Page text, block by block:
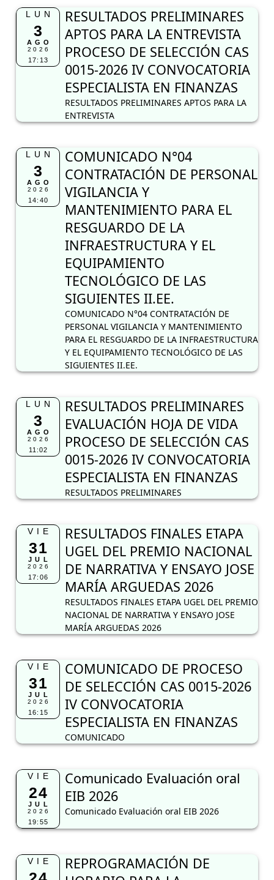
LUN
3
AGO
2026
17:13
RESULTADOS PRELIMINARES
APTOS PARA LA ENTREVISTA
PROCESO DE SELECCIÓN CAS
0015-2026 IV CONVOCATORIA
ESPECIALISTA EN FINANZAS
RESULTADOS PRELIMINARES APTOS PARA LA
ENTREVISTA
LUN
3
AGO
2026
14:40
COMUNICADO N°04
CONTRATACIÓN DE PERSONAL
VIGILANCIA Y
MANTENIMIENTO PARA EL
RESGUARDO DE LA
INFRAESTRUCTURA Y EL
EQUIPAMIENTO
TECNOLÓGICO DE LAS
SIGUIENTES II.EE.
COMUNICADO N°04 CONTRATACIÓN DE
PERSONAL VIGILANCIA Y MANTENIMIENTO
PARA EL RESGUARDO DE LA INFRAESTRUCTURA
Y EL EQUIPAMIENTO TECNOLÓGICO DE LAS
SIGUIENTES II.EE.
LUN
3
AGO
2026
11:02
RESULTADOS PRELIMINARES
EVALUACIÓN HOJA DE VIDA
PROCESO DE SELECCIÓN CAS
0015-2026 IV CONVOCATORIA
ESPECIALISTA EN FINANZAS
RESULTADOS PRELIMINARES
VIE
31
JUL
2026
17:06
RESULTADOS FINALES ETAPA
UGEL DEL PREMIO NACIONAL
DE NARRATIVA Y ENSAYO JOSE
MARÍA ARGUEDAS 2026
RESULTADOS FINALES ETAPA UGEL DEL PREMIO
NACIONAL DE NARRATIVA Y ENSAYO JOSE
MARÍA ARGUEDAS 2026
VIE
31
JUL
2026
16:15
COMUNICADO DE PROCESO
DE SELECCIÓN CAS 0015-2026
IV CONVOCATORIA
ESPECIALISTA EN FINANZAS
COMUNICADO
VIE
24
JUL
2026
19:55
Comunicado Evaluación oral
EIB 2026
Comunicado Evaluación oral EIB 2026
VIE
REPROGRAMACIÓN DE